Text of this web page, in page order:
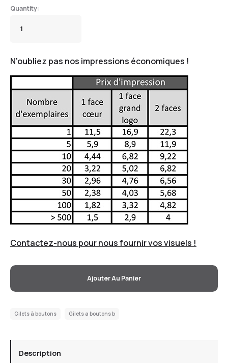
N'oubliez pas nos impressions économiques !
Contactez-nous pour nous fournir vos visuels !
Ajouter Au Panier
Gilets à boutons Gilets a boutons b
Description